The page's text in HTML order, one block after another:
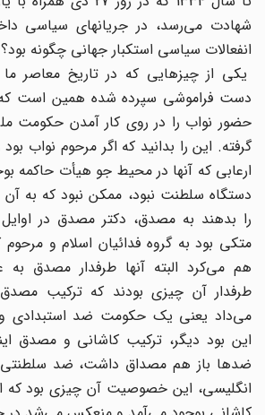
شهادت می‌رسد، در جریانهای سیاسی
انفعالات سیاسی استکبار جهانی چگونه بود؟
یکی از چیزهایی که در تاریخ معاصر ما
دست فراموشی سپرده شده همین است که
حضور نواب را در روی کار آمدن حکومت
گرفته. این را بدانید که اگر مرحوم نواب بود
ارعابی که آنها در محیط جو هیأت حاکمه
دستگاه سلطنت نبود، ممکن نبود که به آن
را بدهند به مصدق، دکتر مصدق در اوایل
متکی بود به گروه فدائیان اسلام و مرحوم
هم می‌کرد البته آنها طرفدار مصدق به
طرفدار آن چیزی بودند که ترکیب مصدق
می‌داد یعنی یک حکومت ضد استبدادی و
این بود دیگر، ترکیب کاشانی و مصدق
ضدها باز هم مصداق داشت، ضد
انگلیسی، این خصوصیت آن چیزی بود که